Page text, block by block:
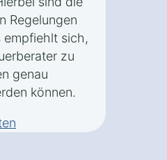
Regelungen
empfiehlt sich,
zu
genau
können.